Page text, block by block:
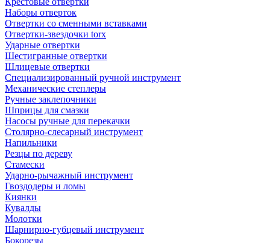
Наборы отверток
Отвертки со сменными вставками
Отвертки-звездочки torx
Ударные отвертки
Шестигранные отвертки
Шлицевые отвертки
Специализированный ручной инструмент
Механические степлеры
Ручные заклепочники
Шприцы для смазки
Насосы ручные для перекачки
Столярно-слесарный инструмент
Напильники
Резцы по дереву
Стамески
Ударно-рычажный инструмент
Гвоздодеры и ломы
Киянки
Кувалды
Молотки
Шарнирно-губцевый инструмент
Бокорезы